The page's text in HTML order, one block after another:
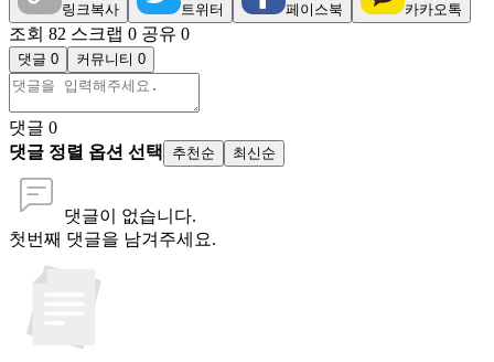
링크복사 트위터 페이스북 카카오톡
조회 82 스크랩 0 공유 0
댓글 0 커뮤니티 0
댓글 0
댓글 정렬 옵션 선택
추천순 최신순
댓글이 없습니다.
첫번째 댓글을 남겨주세요.